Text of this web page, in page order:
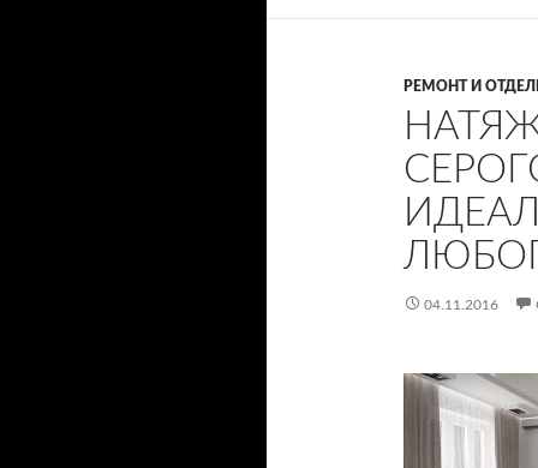
РЕМОНТ И
04.11.2016